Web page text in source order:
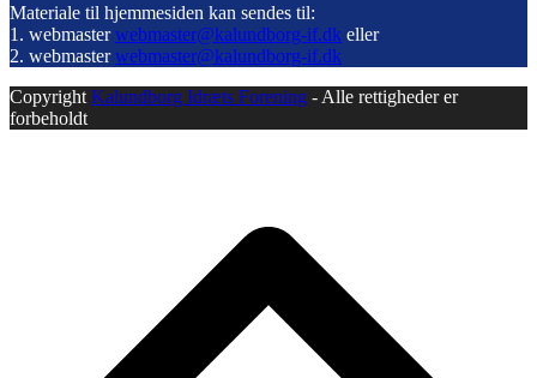
Materiale til hjemmesiden kan sendes til:
1. webmasterwebmaster@kalundborg-if.dk eller
2. webmasterwebmaster@kalundborg-if.dk
Copyright Kalundborg Idræts Forening - Alle rettigheder er
forbeholdt